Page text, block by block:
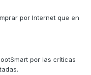
por Internet que en
por las críticas